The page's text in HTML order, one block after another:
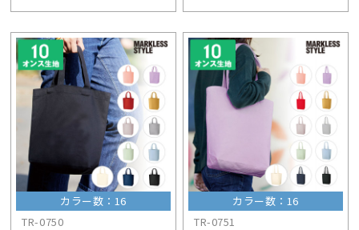
カラー数：16
TR-0750
カラー数：16
TR-0751